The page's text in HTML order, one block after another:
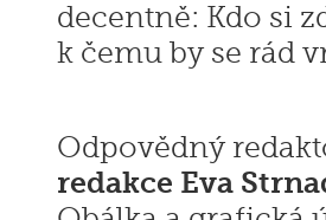
decentně: Kdo si
k čemu by se rád
Odpovědný
redakce Eva